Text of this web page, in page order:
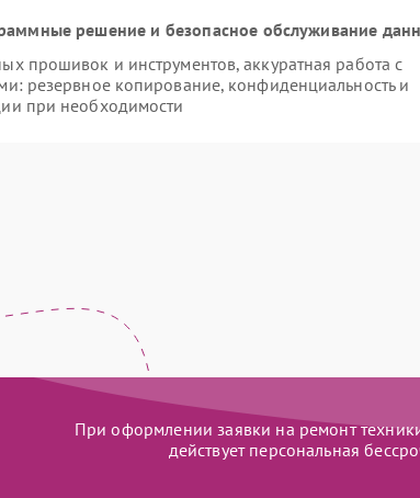
решение и безопасное обслуживание
прошивок и инструментов, аккуратная работа с
резервное копирование, конфиденциальность и
при необходимости
При оформлении заявки на ремонт
действует персональная